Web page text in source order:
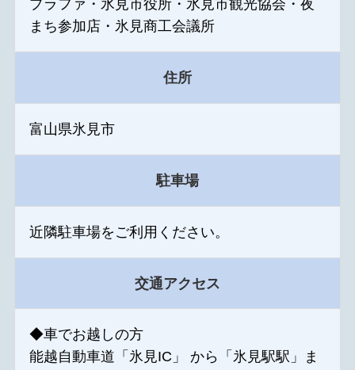
プラファ・氷見市役所・氷見市観光協会・夜
まち参加店・氷見商工会議所
住所
富山県氷見市
駐車場
近隣駐車場をご利用ください。
交通アクセス
◆車でお越しの方
能越自動車道「氷見IC」 から「氷見駅駅」ま